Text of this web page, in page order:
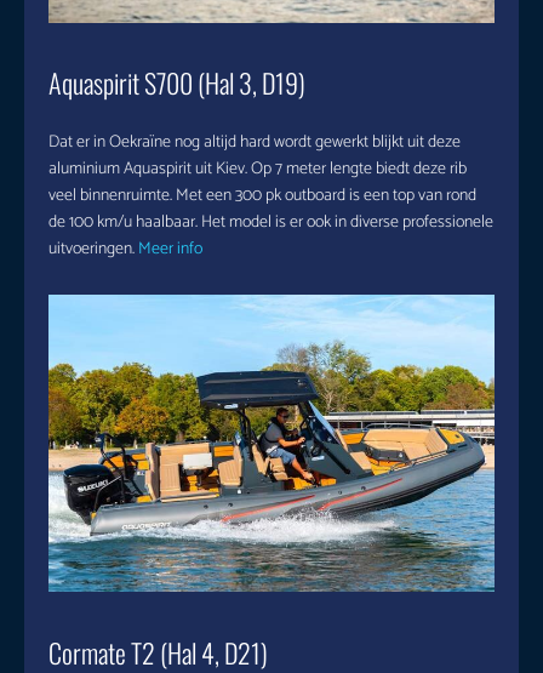
Aquaspirit S700 (Hal 3, D19)
Dat er in Oekraïne nog altijd hard wordt gewerkt blijkt uit deze
aluminium Aquaspirit uit Kiev. Op 7 meter lengte biedt deze rib
veel binnenruimte. Met een 300 pk outboard is een top van rond
de 100 km/u haalbaar. Het model is er ook in diverse professionele
uitvoeringen.Meer info
Cormate T2 (Hal 4, D21)